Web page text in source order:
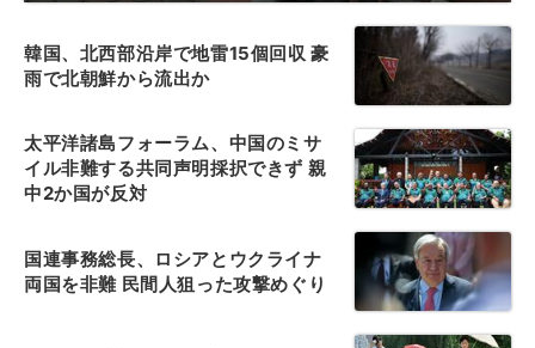
韓国、北西部沿岸で地雷15個回収 豪
雨で北朝鮮から流出か
太平洋諸島フォーラム、中国のミサ
イル非難する共同声明採択できず 親
中2か国が反対
国連事務総長、ロシアとウクライナ
両国を非難 民間人狙った攻撃めぐり